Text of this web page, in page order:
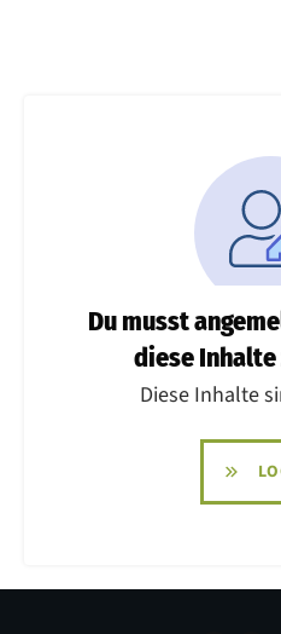
Du musst
diese
Diese Inhalte